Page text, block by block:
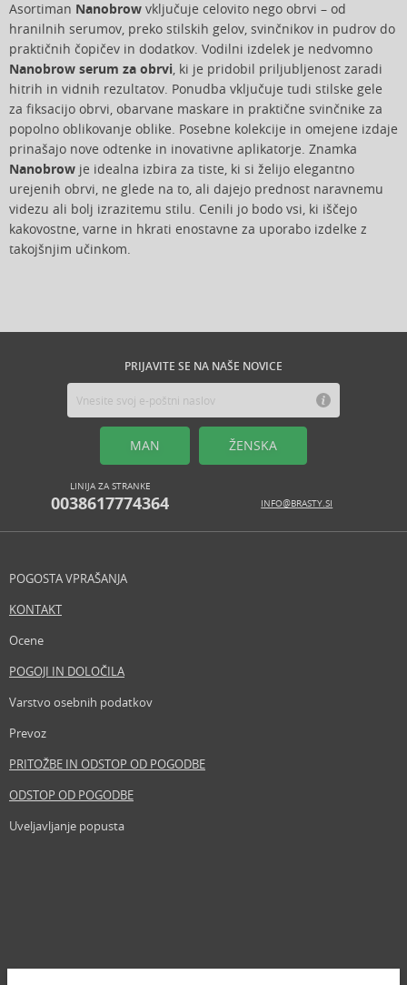
Asortiman Nanobrow vključuje celovito nego obrvi – od
hranilnih serumov, preko stilskih gelov, svinčnikov in pudrov do
praktičnih čopičev in dodatkov. Vodilni izdelek je nedvomno
Nanobrow serum za obrvi, ki je pridobil priljubljenost zaradi
hitrih in vidnih rezultatov. Ponudba vključuje tudi stilske gele
za fiksacijo obrvi, obarvane maskare in praktične svinčnike za
popolno oblikovanje oblike. Posebne kolekcije in omejene izdaje
prinašajo nove odtenke in inovativne aplikatorje. Znamka
Nanobrow je idealna izbira za tiste, ki si želijo elegantno
urejenih obrvi, ne glede na to, ali dajejo prednost naravnemu
videzu ali bolj izrazitemu stilu. Cenili jo bodo vsi, ki iščejo
kakovostne, varne in hkrati enostavne za uporabo izdelke z
takojšnjim učinkom.
PRIJAVITE SE NA NAŠE NOVICE
MAN ŽENSKA
LINIJA ZA STRANKE
0038617774364 INFO@BRASTY.SI
POGOSTA VPRAŠANJA
KONTAKT
Ocene
POGOJI IN DOLOČILA
Varstvo osebnih podatkov
Prevoz
PRITOŽBE IN ODSTOP OD POGODBE
ODSTOP OD POGODBE
Uveljavljanje popusta